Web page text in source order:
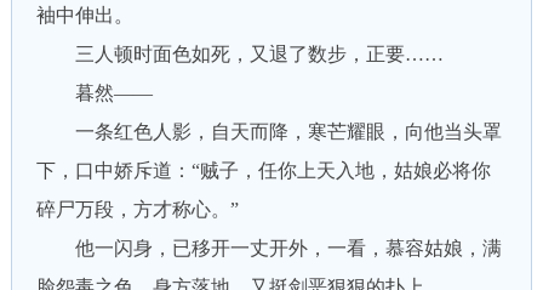
袖中伸出。
三人顿时面色如死，又退了数步，正要……
暮然——
一条红色人影，自天而降，寒芒耀眼，向他当头罩
下，口中娇斥道：“贼子，任你上天入地，姑娘必将你
碎尸万段，方才称心。”
他一闪身，已移开一丈开外，一看，慕容姑娘，满